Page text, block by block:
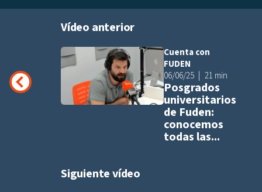
Vídeo anterior
Añadir a
Cuenta con
FUDEN
06/06/25
21 min
Posgrados
universitarios
de Fuden:
conocemos
todas las...
Siguiente vídeo